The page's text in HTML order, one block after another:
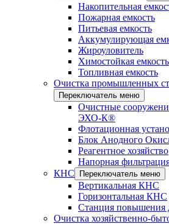
Накопительная
Пожарная емкость
Питьевая емкость
Аккумулирующая
Жироуловитель
Химостойкая емкость
Топливная емкость
Очистка промышленных
Переключатель меню
Очистные
ЭХО-К®
Флотационная
Блок Анодного
Реагентное хозяйство
Напорная
КНС
Переключатель меню
Вертикальная КНС
Горизонтальная КНС
Станция повышения
Очистка хозяйственно-